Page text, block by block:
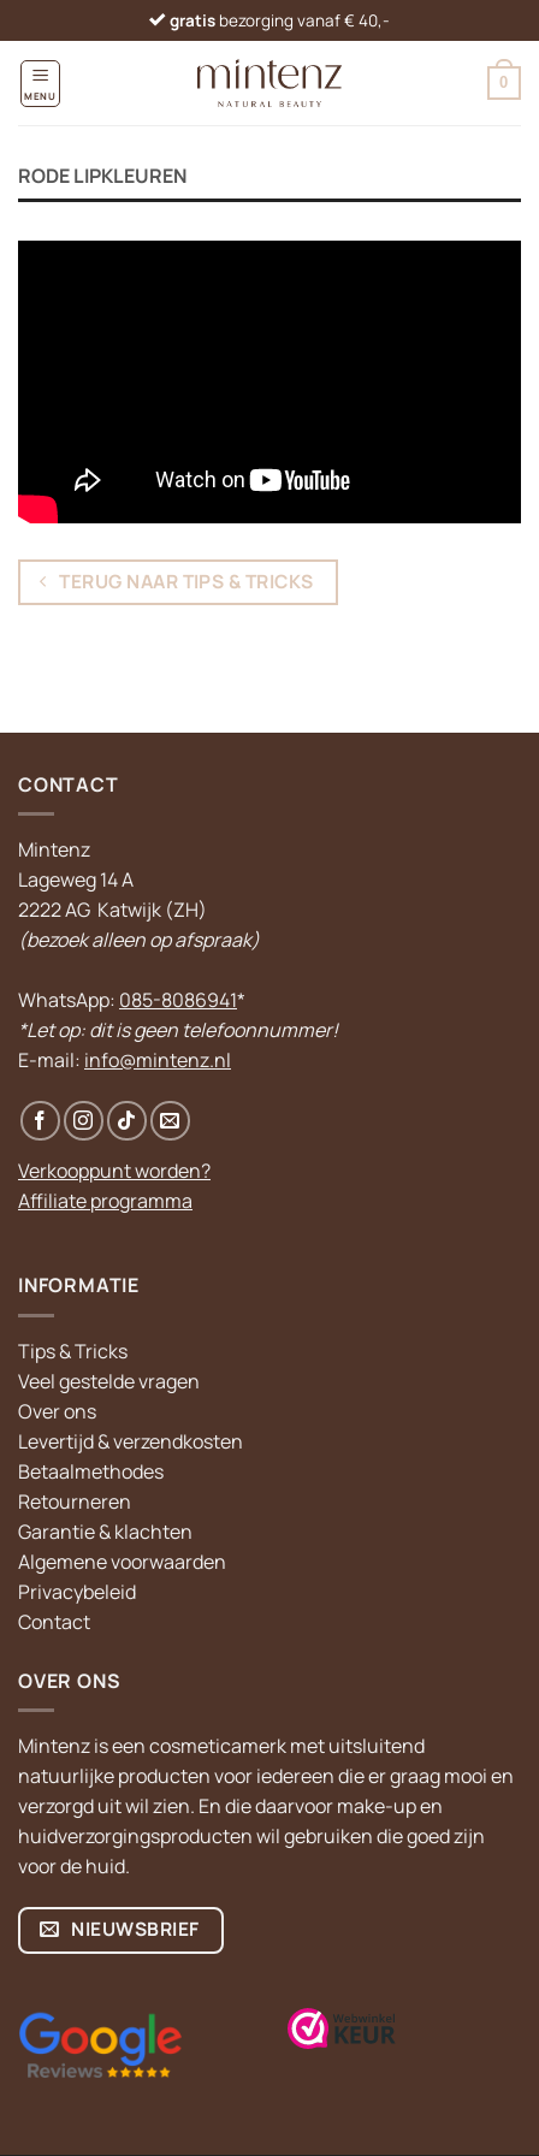
naar
inhoud
gratis bezorging vanaf € 40,-
MENU
0
RODE LIPKLEUREN
TERUG NAAR TIPS & TRICKS
CONTACT
Mintenz
Lageweg 14 A
2222 AG Katwijk (ZH)
(bezoek alleen op afspraak)
WhatsApp: 085-8086941*
*Let op: dit is geen telefoonnummer!
E-mail: info@mintenz.nl
Verkooppunt worden?
Affiliate programma
INFORMATIE
Tips & Tricks
Veel gestelde vragen
Over ons
Levertijd & verzendkosten
Betaalmethodes
Retourneren
Garantie & klachten
Algemene voorwaarden
Privacybeleid
Contact
OVER ONS
Mintenz is een cosmeticamerk met uitsluitend
natuurlijke producten voor iedereen die er graag mooi en
verzorgd uit wil zien. En die daarvoor make-up en
huidverzorgingsproducten wil gebruiken die goed zijn
voor de huid.
NIEUWSBRIEF